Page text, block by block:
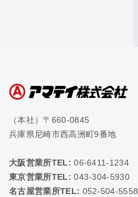
（本社）〒660-0845
兵庫県尼崎市西高洲町9番地
大阪営業所TEL: 06-6411-1234
東京営業所TEL: 043-304-5930
名古屋営業所TEL: 052-504-5558